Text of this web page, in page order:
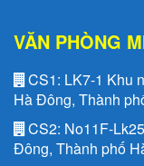
VĂN PHÒNG
CS1: LK7-1 Khu
Hà Đông, Thành
CS2: No11F-
Đông, Thành phố